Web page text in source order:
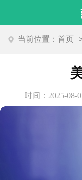
当前位置：首页
时间：2025-08-